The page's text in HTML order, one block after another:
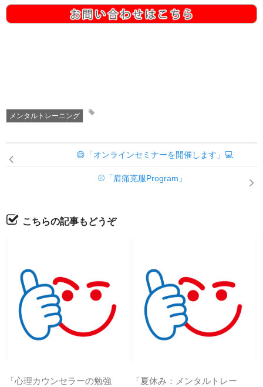
メンタルトレーニング
😄「オンラインセミナーを開催します」💻
⚾「肩痛克服Program」
こちらの記事もどうぞ
「心理カウンセラーの勉強
「夏休み：メンタルトレー